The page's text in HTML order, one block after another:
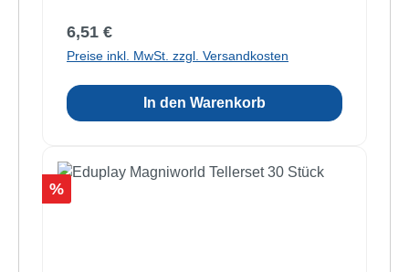
Regulärer Preis:
6,51 €
Preise inkl. MwSt. zzgl. Versandkosten
In den Warenkorb
Rabatt
%